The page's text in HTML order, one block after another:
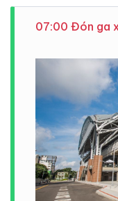
07:00 Đón ga